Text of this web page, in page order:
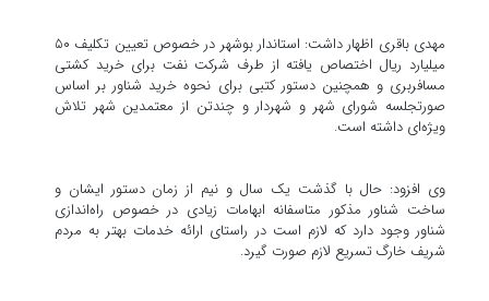
مهدی باقری اظهار داشت: استاندار بوشهر در خصوص تعیین تکلیف ۵۰
میلیارد ریال اختصاص یافته از طرف شرکت نفت برای خرید کشتی
مسافربری و همچنین دستور کتبی برای نحوه خرید شناور بر اساس
صورتجلسه شورای شهر و شهردار و چندتن از معتمدین شهر تلاش
ویژه‌ای داشته است.
وی افزود: حال با گذشت یک سال و نیم از زمان دستور ایشان و
ساخت شناور مذکور متاسفانه ابهامات زیادی در خصوص راه‌اندازی
شناور وجود دارد که لازم است در راستای ارائه خدمات بهتر به مردم
شریف خارگ تسریع لازم صورت گیرد.